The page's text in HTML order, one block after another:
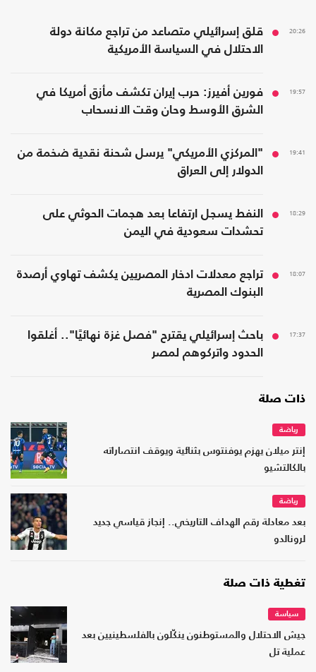
20:26
قلق إسرائيلي متصاعد من تراجع مكانة دولة
الاحتلال في السياسة الأمريكية
19:57
فورين أفيرز: حرب إيران تكشف مأزق أمريكا في
الشرق الأوسط وحان وقت الانسحاب
19:41
"المركزي الأمريكي" يرسل شحنة نقدية ضخمة من
الدولار إلى العراق
18:29
النفط يسجل ارتفاعا بعد هجمات الحوثي على
تحشدات سعودية في اليمن
18:07
تراجع معدلات ادخار المصريين يكشف تهاوي أرصدة
البنوك المصرية
17:37
باحث إسرائيلي يقترح "فصل غزة نهائيًا".. أغلقوا
الحدود واتركوهم لمصر
ذات صلة
رياضة
إنتر ميلان يهزم يوفنتوس بثنائية ويوقف انتصاراته
بالكالتشيو
رياضة
بعد معادلة رقم الهداف التاريخي.. إنجاز قياسي جديد
لرونالدو
تغطية ذات صلة
سياسة
جيش الاحتلال والمستوطنون ينكّلون بالفلسطينيين بعد
عملية تل